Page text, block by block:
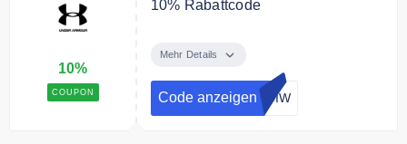
10%
COUPON
10% Rabattcode
auf Deinen Einkauf.
Mehr Details
Code anzeigen -DIW